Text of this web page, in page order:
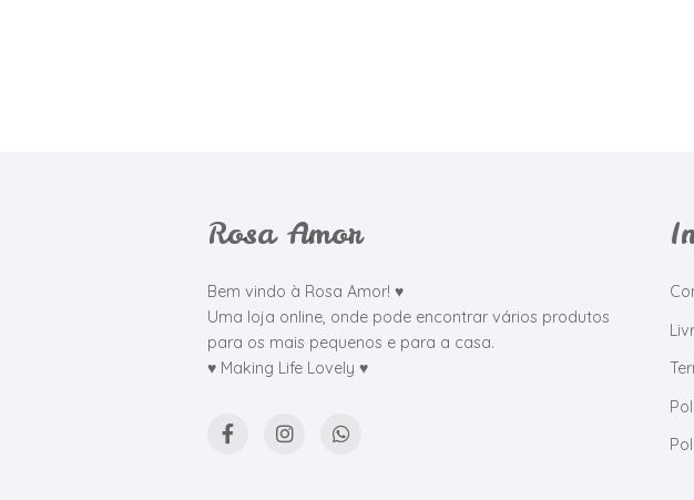
Rosa Amor
Bem vindo à Rosa Amor! ♥
Uma loja online, onde pode encontrar vários produtos
para os mais pequenos e para a casa.
♥ Making Life Lovely ♥